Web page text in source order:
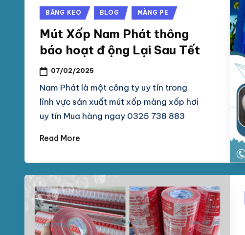
Posted
BĂNG KEO BLOG MÀNG PE
Mút Xốp Nam Phát thông
báo hoạt đ ộng Lại Sau Tết
07/02/2025
Nam Phát là một công ty uy tín trong
lĩnh vực sản xuất mút xốp màng xốp hơi
uy tín Mua hàng ngay 0325 738 883
Read More